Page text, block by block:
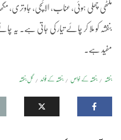
ملٹھی چھلی ہوئی، عناب، الائچی، جاوتری،
بنفشہ کو ملا کر چائے تیار کی جاتی ہے۔ یہ
مفید ہے۔
بنفشہ بنفشہ کے خواص بنفشہ کے فوائد گل بنفشہ